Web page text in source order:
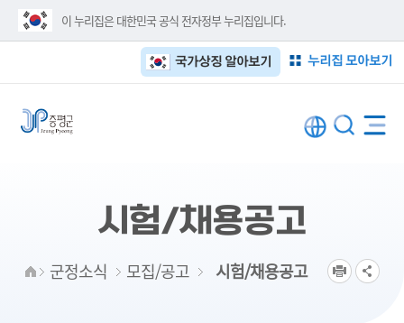
이 누리집은 대한민국 공식 전자정부 누리집입니다.
누리집 모아보기
국가상징 알아보기
시험/채용공고
군정소식 모집/공고 시험/채용공고